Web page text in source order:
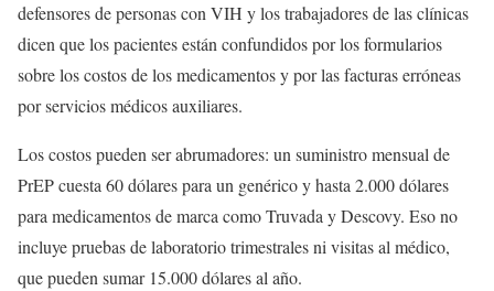
defensores de personas con VIH y los trabajadores de las clínicas
dicen que los pacientes están confundidos por los formularios
sobre los costos de los medicamentos y por las facturas erróneas
por servicios médicos auxiliares.
Los costos pueden ser abrumadores: un suministro mensual de
PrEP cuesta 60 dólares para un genérico y hasta 2.000 dólares
para medicamentos de marca como Truvada y Descovy. Eso no
incluye pruebas de laboratorio trimestrales ni visitas al médico,
que pueden sumar 15.000 dólares al año.